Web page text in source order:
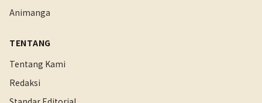
Animanga
TENTANG
Tentang Kami
Redaksi